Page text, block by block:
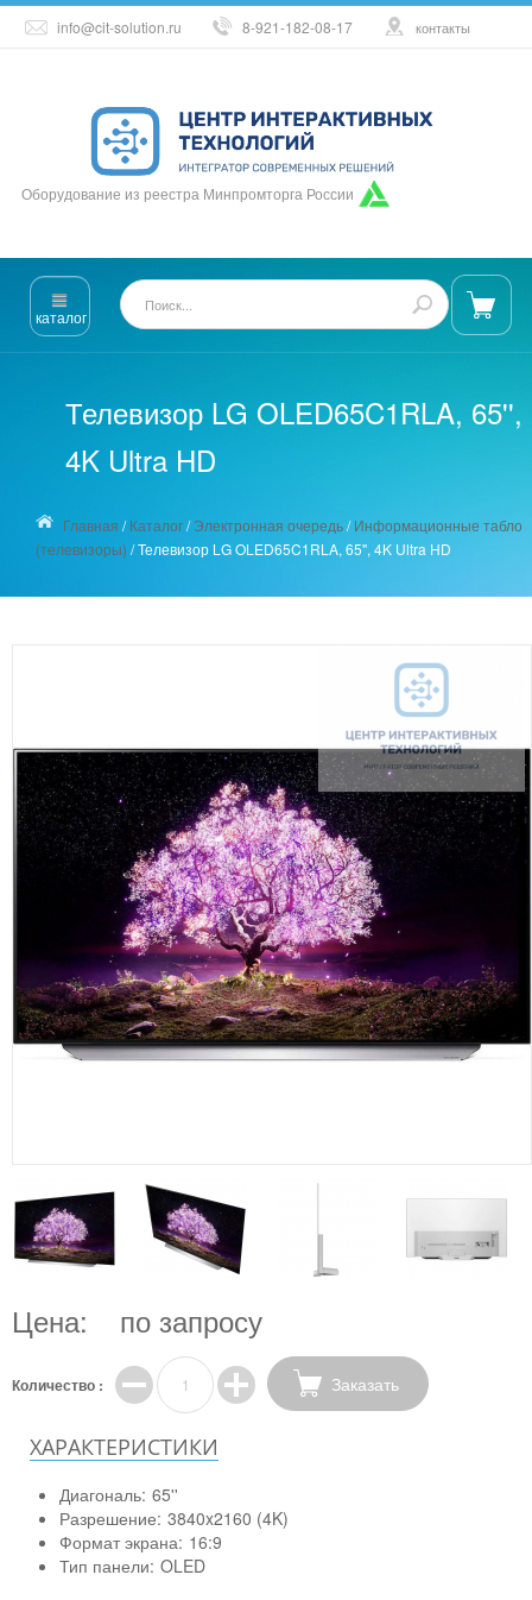
info@cit-solution.ru 8-921-182-08-17 контакты
Оборудование из реестра Минпромторга России
каталог
Телевизор LG OLED65C1RLA, 65'',
4K Ultra HD
Главная /Каталог/Электронная очередь/Информационные табло
(телевизоры) /Телевизор LG OLED65C1RLA, 65'', 4K Ultra HD
Цена: по запросу
Количество : Заказать
ХАРАКТЕРИСТИКИ
Диагональ: 65''
Разрешение: 3840x2160 (4K)
Формат экрана: 16:9
Тип панели: OLED